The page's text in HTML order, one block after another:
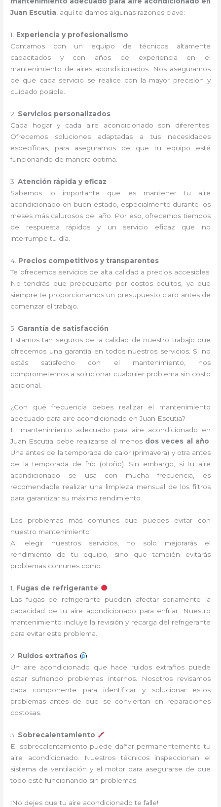
Juan Escutia , aquí te damos algunas razones clave:
1. Experiencia y profesionalismo
Contamos con un equipo de técnicos altamente
capacitados y con años de experiencia en el
mantenimiento de aires acondicionados. Nos aseguramos
de que cada servicio se realice con la mayor precisión y
cuidado posible.
2. Servicios personalizados
Cada hogar y cada aire acondicionado son diferentes.
Ofrecemos soluciones adaptadas a tus necesidades
específicas, para asegurarnos de que tu equipo esté
funcionando de manera óptima.
3.Atención rápida y eficaz
Sabemos lo importante que es mantener tu aire
acondicionado en buen estado, especialmente durante los
meses más calurosos del año. Por eso, ofrecemos tiempos
de respuesta rápidos y un servicio eficaz que no
interrumpe tu día.
4. Precios competitivos y transparentes
Te ofrecemos servicios de alta calidad a precios accesibles.
No tendrás que preocuparte por costos ocultos, ya que
siempre te proporcionamos un presupuesto claro antes de
comenzar el trabajo.
5. Garantía de satisfacción
Estamos tan seguros de la calidad de nuestro trabajo que
ofrecemos una garantía en todos nuestros servicios. Si no
estás satisfecho con el mantenimiento, nos
comprometemos a solucionar cualquier problema sin costo
adicional.
¿Con qué frecuencia debes realizar el mantenimiento
adecuado para aire acondicionado en Juan Escutia?
El mantenimiento adecuado para aire acondicionado en
Juan Escutia debe realizarse al menos dos veces al año.
Una antes de la temporada de calor (primavera) y otra antes
de la temporada de frío (otoño). Sin embargo, si tu aire
acondicionado se usa con mucha frecuencia, es
recomendable realizar una limpieza mensual de los filtros
para garantizar su máximo rendimiento.
Los problemas más comunes que puedes evitar con
nuestro mantenimiento
Al elegir nuestros servicios, no solo mejorarás el
rendimiento de tu equipo, sino que también evitarás
problemas comunes como:
1. Fugas de refrigerante
Las fugas de refrigerante pueden afectar seriamente la
capacidad de tu aire acondicionado para enfriar. Nuestro
mantenimiento incluye la revisión y recarga del refrigerante
para evitar este problema.
2. Ruidos extraños
Un aire acondicionado que hace ruidos extraños puede
estar sufriendo problemas internos. Nosotros revisamos
cada componente para identificar y solucionar estos
problemas antes de que se conviertan en reparaciones
costosas.
3. Sobrecalentamiento
El sobrecalentamiento puede dañar permanentemente tu
aire acondicionado. Nuestros técnicos inspeccionan el
sistema de ventilación y el motor para asegurarse de que
todo esté funcionando sin problemas.
¡No dejes que tu aire acondicionado te falle!